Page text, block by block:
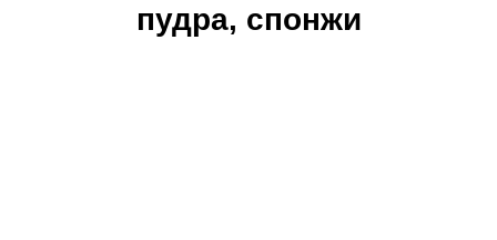
пудра, спонжи